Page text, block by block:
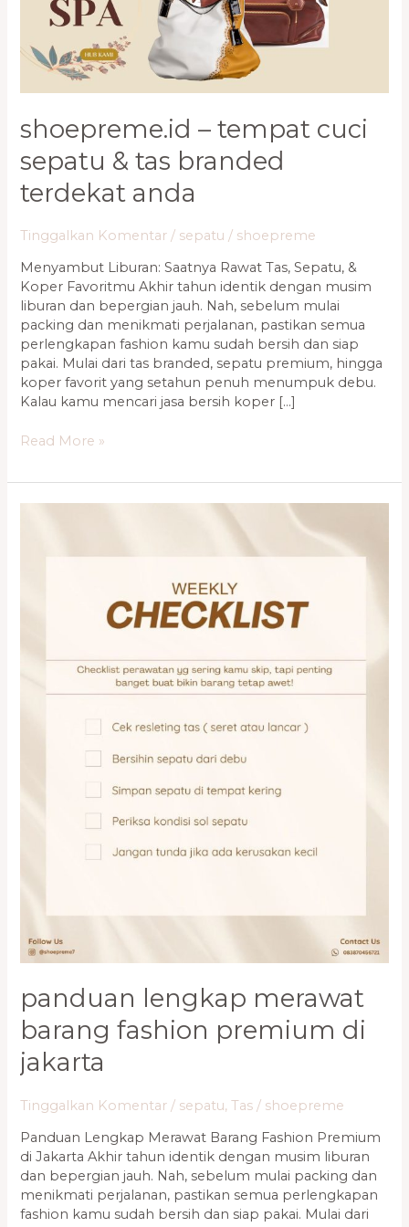
shoepreme.id – tempat cuci
sepatu & tas branded
terdekat anda
Tinggalkan Komentar / sepatu / shoepreme
Menyambut Liburan: Saatnya Rawat Tas, Sepatu, &
Koper Favoritmu Akhir tahun identik dengan musim
liburan dan bepergian jauh. Nah, sebelum mulai
packing dan menikmati perjalanan, pastikan semua
perlengkapan fashion kamu sudah bersih dan siap
pakai. Mulai dari tas branded, sepatu premium, hingga
koper favorit yang setahun penuh menumpuk debu.
Kalau kamu mencari jasa bersih koper […]
Branded
Terdekat
Anda
Read More »
panduan lengkap merawat
barang fashion premium di
jakarta
Tinggalkan Komentar / sepatu,Tas / shoepreme
Panduan Lengkap Merawat Barang Fashion Premium
di Jakarta Akhir tahun identik dengan musim liburan
dan bepergian jauh. Nah, sebelum mulai packing dan
menikmati perjalanan, pastikan semua perlengkapan
fashion kamu sudah bersih dan siap pakai. Mulai dari